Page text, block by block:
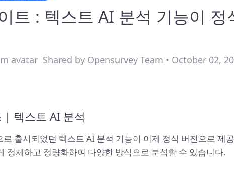
트 : 텍스트 AI 분석 기능이 정
Shared by Opensurvey Team • October 02,
| 텍스트 AI 분석
로 출시되었던 텍스트 AI 분석 기능이 이제 정식 버전으로 제
정제하고 정량화하여 다양한 방식으로 분석할 수 있습니다.